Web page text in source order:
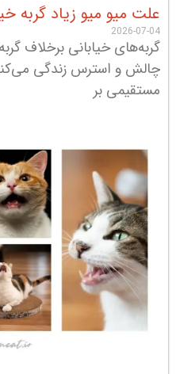
علت میو میو زیاد گربه
2026-07-04
گربه‌های خیابانی برخلاف
چالش و استرس زندگی
مستقیمی بر